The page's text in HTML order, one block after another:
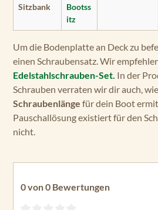
Sitzbank
Bootss
itz
Um die Bodenplatte an Deck zu
einen Schraubensatz. Wir
Edelstahlschrauben-Set. In der
Schrauben verraten wir dir auch,
Schraubenlänge für dein Boot
Pauschallösung existiert für den
nicht.
0 von 0 Bewertungen